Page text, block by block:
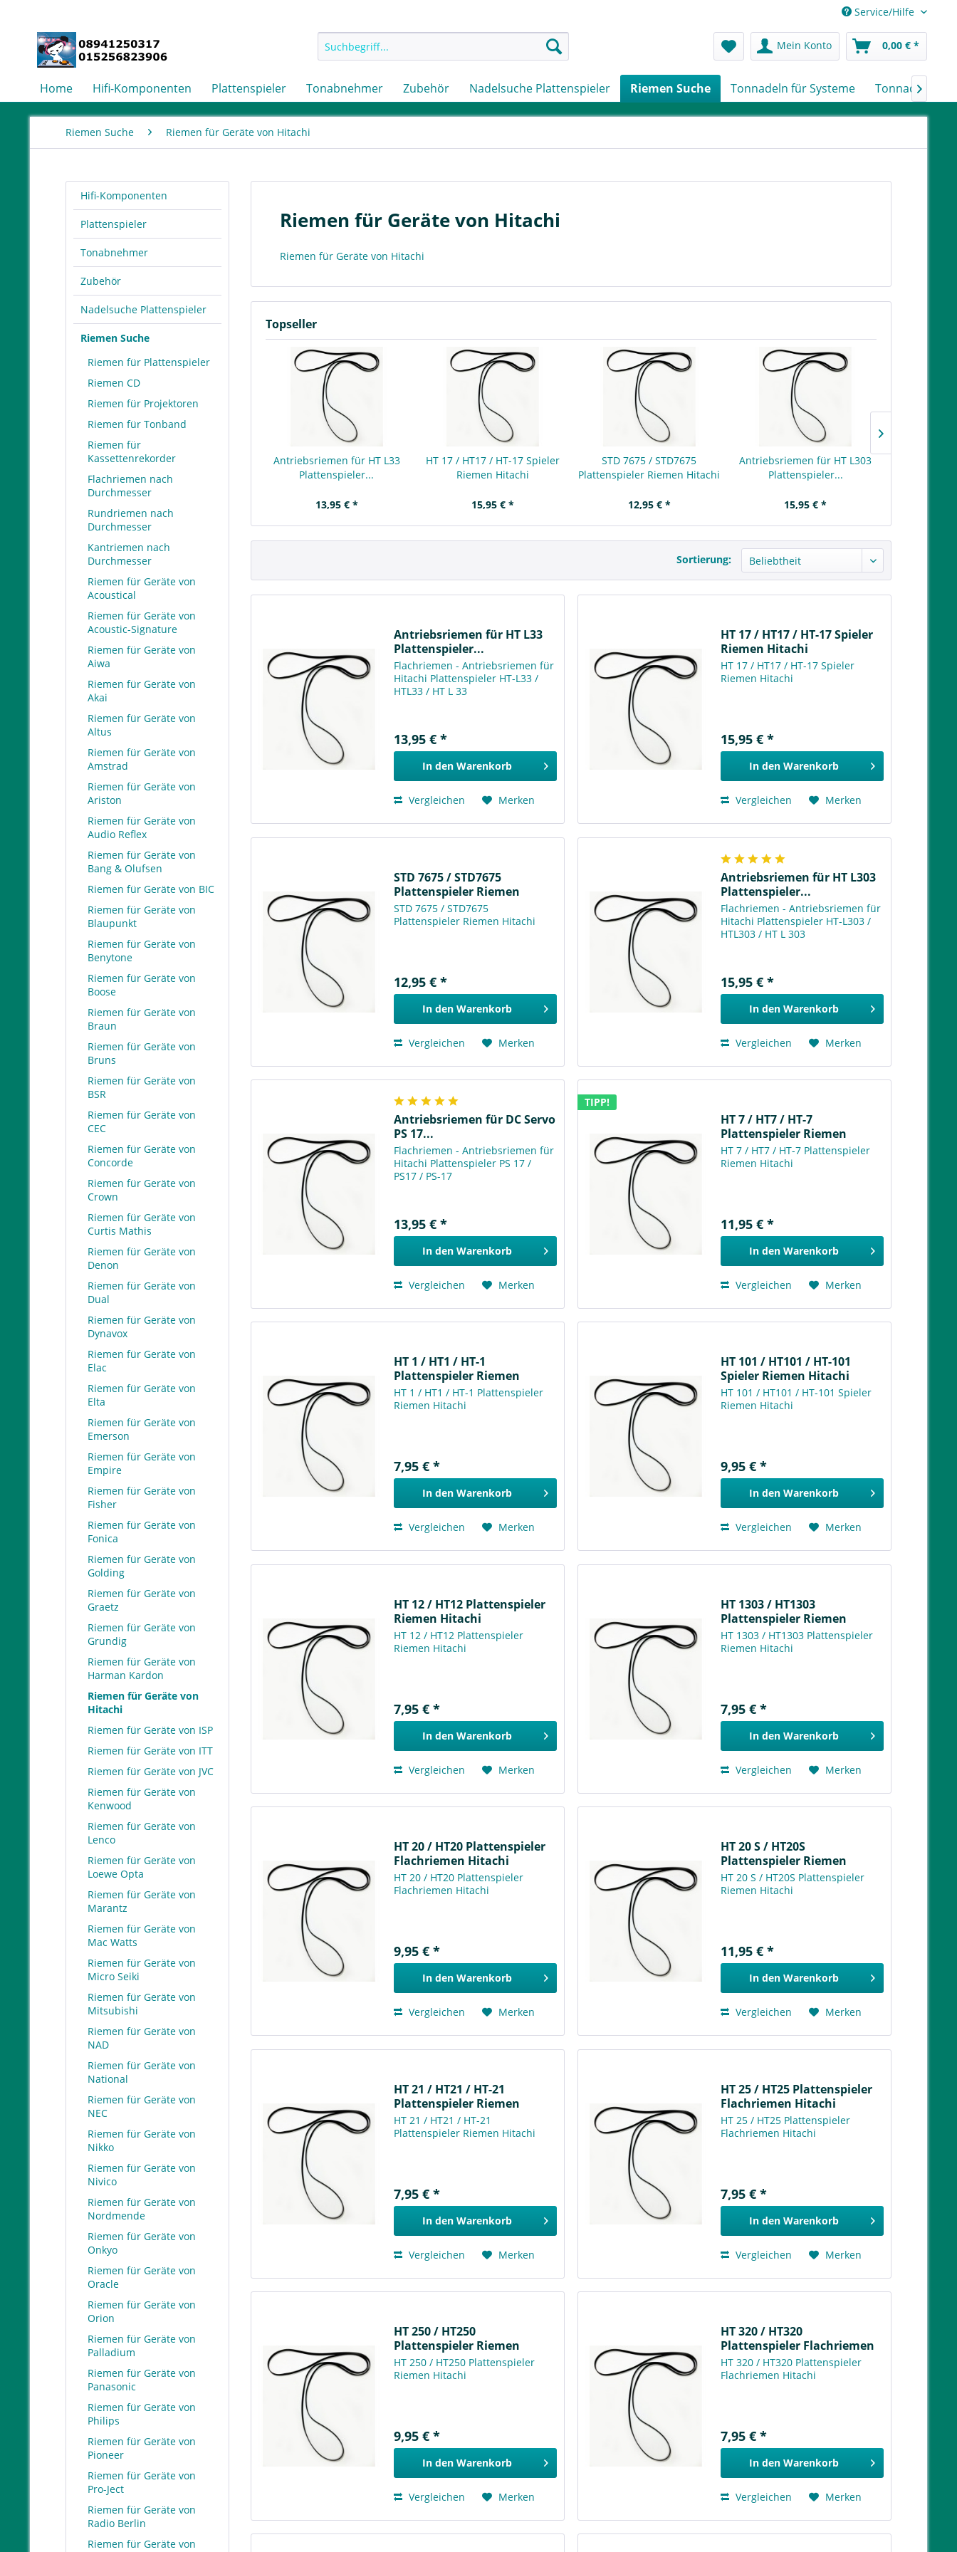
Service/Hilfe
Mein Konto 0,00 € *
Home Hifi-Komponenten Plattenspieler Tonabnehmer Zubehör Nadelsuche Plattenspieler Riemen Suche Tonnadeln für Systeme Tonnadeln

Riemen Suche Riemen für Geräte von Hitachi
Hifi-Komponenten
Plattenspieler
Tonabnehmer
Zubehör
Nadelsuche Plattenspieler
Riemen Suche
Riemen für Plattenspieler
Riemen CD
Riemen für Projektoren
Riemen für Tonband
Riemen für
Kassettenrekorder
Flachriemen nach
Durchmesser
Rundriemen nach
Durchmesser
Kantriemen nach
Durchmesser
Riemen für Geräte von
Acoustical
Riemen für Geräte von
Acoustic-Signature
Riemen für Geräte von
Aiwa
Riemen für Geräte von
Akai
Riemen für Geräte von
Altus
Riemen für Geräte von
Amstrad
Riemen für Geräte von
Ariston
Riemen für Geräte von
Audio Reflex
Riemen für Geräte von
Bang & Olufsen
Riemen für Geräte von BIC
Riemen für Geräte von
Blaupunkt
Riemen für Geräte von
Benytone
Riemen für Geräte von
Boose
Riemen für Geräte von
Braun
Riemen für Geräte von
Bruns
Riemen für Geräte von
BSR
Riemen für Geräte von
CEC
Riemen für Geräte von
Concorde
Riemen für Geräte von
Crown
Riemen für Geräte von
Curtis Mathis
Riemen für Geräte von
Denon
Riemen für Geräte von
Dual
Riemen für Geräte von
Dynavox
Riemen für Geräte von
Elac
Riemen für Geräte von
Elta
Riemen für Geräte von
Emerson
Riemen für Geräte von
Empire
Riemen für Geräte von
Fisher
Riemen für Geräte von
Fonica
Riemen für Geräte von
Golding
Riemen für Geräte von
Graetz
Riemen für Geräte von
Grundig
Riemen für Geräte von
Harman Kardon
Riemen für Geräte von
Hitachi
Riemen für Geräte von ISP
Riemen für Geräte von ITT
Riemen für Geräte von JVC
Riemen für Geräte von
Kenwood
Riemen für Geräte von
Lenco
Riemen für Geräte von
Loewe Opta
Riemen für Geräte von
Marantz
Riemen für Geräte von
Mac Watts
Riemen für Geräte von
Micro Seiki
Riemen für Geräte von
Mitsubishi
Riemen für Geräte von
NAD
Riemen für Geräte von
National
Riemen für Geräte von
NEC
Riemen für Geräte von
Nikko
Riemen für Geräte von
Nivico
Riemen für Geräte von
Nordmende
Riemen für Geräte von
Onkyo
Riemen für Geräte von
Oracle
Riemen für Geräte von
Orion
Riemen für Geräte von
Palladium
Riemen für Geräte von
Panasonic
Riemen für Geräte von
Philips
Riemen für Geräte von
Pioneer
Riemen für Geräte von
Pro-Ject
Riemen für Geräte von
Radio Berlin
Riemen für Geräte von
Riemen für Geräte von Hitachi
Riemen für Geräte von Hitachi
Topseller
Antriebsriemen für HT L33
Plattenspieler...
13,95 € *
HT 17 / HT17 / HT-17 Spieler
Riemen Hitachi
15,95 € *
STD 7675 / STD7675
Plattenspieler Riemen Hitachi
12,95 € *
Antriebsriemen für HT L303
Plattenspieler...
15,95 € *
Sortierung:
Antriebsriemen für HT L33
Plattenspieler...
Flachriemen - Antriebsriemen für
Hitachi Plattenspieler HT-L33 /
HTL33 / HT L 33
13,95 € *
In den Warenkorb
Vergleichen Merken
HT 17 / HT17 / HT-17 Spieler
Riemen Hitachi
HT 17 / HT17 / HT-17 Spieler
Riemen Hitachi
15,95 € *
In den Warenkorb
Vergleichen Merken
STD 7675 / STD7675
Plattenspieler Riemen
Hitachi
STD 7675 / STD7675
Plattenspieler Riemen Hitachi
12,95 € *
In den Warenkorb
Vergleichen Merken
Antriebsriemen für HT L303
Plattenspieler...
Flachriemen - Antriebsriemen für
Hitachi Plattenspieler HT-L303 /
HTL303 / HT L 303
15,95 € *
In den Warenkorb
Vergleichen Merken
Antriebsriemen für DC Servo
PS 17...
Flachriemen - Antriebsriemen für
Hitachi Plattenspieler PS 17 /
PS17 / PS-17
13,95 € *
In den Warenkorb
Vergleichen Merken
TIPP!
HT 7 / HT7 / HT-7
Plattenspieler Riemen
Hitachi
HT 7 / HT7 / HT-7 Plattenspieler
Riemen Hitachi
11,95 € *
In den Warenkorb
Vergleichen Merken
HT 1 / HT1 / HT-1
Plattenspieler Riemen
Hitachi
HT 1 / HT1 / HT-1 Plattenspieler
Riemen Hitachi
7,95 € *
In den Warenkorb
Vergleichen Merken
HT 101 / HT101 / HT-101
Spieler Riemen Hitachi
HT 101 / HT101 / HT-101 Spieler
Riemen Hitachi
9,95 € *
In den Warenkorb
Vergleichen Merken
HT 12 / HT12 Plattenspieler
Riemen Hitachi
HT 12 / HT12 Plattenspieler
Riemen Hitachi
7,95 € *
In den Warenkorb
Vergleichen Merken
HT 1303 / HT1303
Plattenspieler Riemen
Hitachi
HT 1303 / HT1303 Plattenspieler
Riemen Hitachi
7,95 € *
In den Warenkorb
Vergleichen Merken
HT 20 / HT20 Plattenspieler
Flachriemen Hitachi
HT 20 / HT20 Plattenspieler
Flachriemen Hitachi
9,95 € *
In den Warenkorb
Vergleichen Merken
HT 20 S / HT20S
Plattenspieler Riemen
Hitachi
HT 20 S / HT20S Plattenspieler
Riemen Hitachi
11,95 € *
In den Warenkorb
Vergleichen Merken
HT 21 / HT21 / HT-21
Plattenspieler Riemen
Hitachi
HT 21 / HT21 / HT-21
Plattenspieler Riemen Hitachi
7,95 € *
In den Warenkorb
Vergleichen Merken
HT 25 / HT25 Plattenspieler
Flachriemen Hitachi
HT 25 / HT25 Plattenspieler
Flachriemen Hitachi
7,95 € *
In den Warenkorb
Vergleichen Merken
HT 250 / HT250
Plattenspieler Riemen
Hitachi
HT 250 / HT250 Plattenspieler
Riemen Hitachi
9,95 € *
In den Warenkorb
Vergleichen Merken
HT 320 / HT320
Plattenspieler Flachriemen
Hitachi
HT 320 / HT320 Plattenspieler
Flachriemen Hitachi
7,95 € *
In den Warenkorb
Vergleichen Merken